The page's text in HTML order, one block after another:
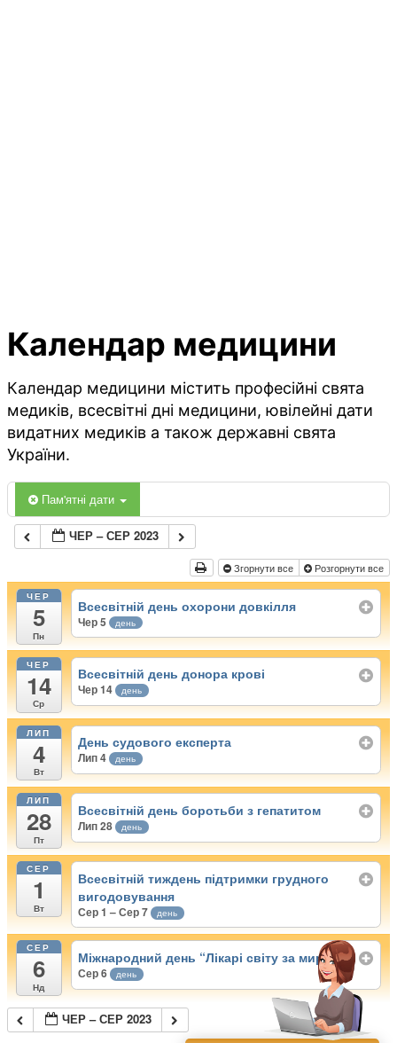
Календар медицини
Календар медицини містить професійні свята
медиків, всесвітні дні медицини, ювілейні дати
видатних медиків а також державні свята
України.
Пам'ятні дати
ЧЕР – СЕР 2023
Згорнути все Розгорнути все
ЧЕР
5
Пн
Всесвітній день охорони довкілля
Чер 5 день
ЧЕР
14
Ср
Всесвітній день донора крові
Чер 14 день
ЛИП
4
Вт
День судового експерта
Лип 4 день
ЛИП
28
Пт
Всесвітній день боротьби з гепатитом
Лип 28 день
СЕР
1
Вт
Всесвітній тиждень підтримки грудного
вигодовування
Сер 1 – Сер 7 день
СЕР
6
Нд
Міжнародний день “Лікарі світу за мир”
Сер 6 день
ЧЕР – СЕР 2023